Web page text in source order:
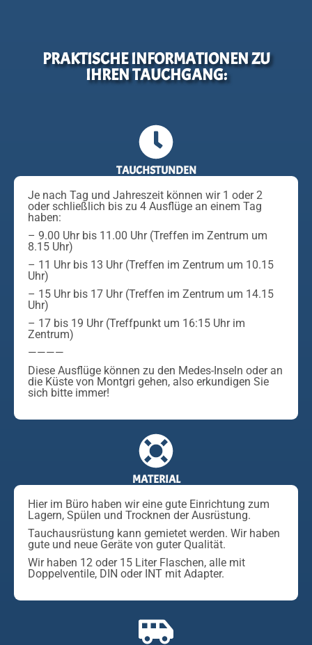
PRAKTISCHE INFORMATIONEN ZU
IHREN TAUCHGANG:
TAUCHSTUNDEN
Je nach Tag und Jahreszeit können wir 1 oder 2
oder schließlich bis zu 4 Ausflüge an einem Tag
haben:
– 9.00 Uhr bis 11.00 Uhr (Treffen im Zentrum um
8.15 Uhr)
– 11 Uhr bis 13 Uhr (Treffen im Zentrum um 10.15
Uhr)
– 15 Uhr bis 17 Uhr (Treffen im Zentrum um 14.15
Uhr)
– 17 bis 19 Uhr (Treffpunkt um 16:15 Uhr im
Zentrum)
————
Diese Ausflüge können zu den Medes-Inseln oder an
die Küste von Montgri gehen, also erkundigen Sie
sich bitte immer!
MATERIAL
Hier im Büro haben wir eine gute Einrichtung zum
Lagern, Spülen und Trocknen der Ausrüstung.
Tauchausrüstung kann gemietet werden. Wir haben
gute und neue Geräte von guter Qualität.
Wir haben 12 oder 15 Liter Flaschen, alle mit
Doppelventile, DIN oder INT mit Adapter.